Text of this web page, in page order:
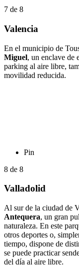
7 de 8
Valencia
En el municipio de
Miguel, un enclave de
parking al aire libre,
movilidad reducida.
Pin
8 de 8
Valladolid
Al sur de la ciudad de
Antequera, un gran
naturaleza. En este
otros deportes o,
tiempo, dispone de
se puede practicar
del día al aire libre.